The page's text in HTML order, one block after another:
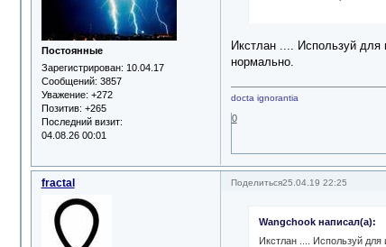
Постоянные
Зарегистрирован: 10.04.17
Сообщений: 3857
Уважение: +272
Позитив: +265
Последний визит:
04.08.26 00:01
Икстлан .... Используй для
нормально.
docta ignorantia
0
Поделиться25.04.19 22:25
fractal
Wangchook написал(а):
Икстлан .... Используй для